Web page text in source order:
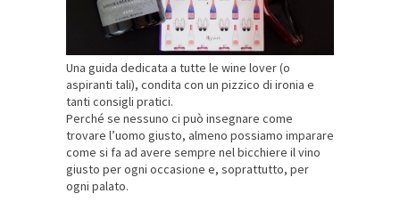
Una guida dedicata a tutte le wine lover (o
aspiranti tali), condita con un pizzico di ironia e
tanti consigli pratici.
Perché se nessuno ci può insegnare come
trovare l’uomo giusto, almeno possiamo imparare
come si fa ad avere sempre nel bicchiere il vino
giusto per ogni occasione e, soprattutto, per
ogni palato.